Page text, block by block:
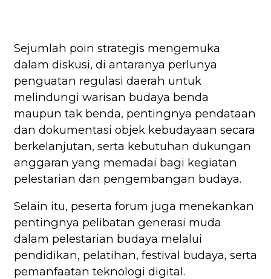
Sejumlah poin strategis mengemuka
dalam diskusi, di antaranya perlunya
penguatan regulasi daerah untuk
melindungi warisan budaya benda
maupun tak benda, pentingnya pendataan
dan dokumentasi objek kebudayaan secara
berkelanjutan, serta kebutuhan dukungan
anggaran yang memadai bagi kegiatan
pelestarian dan pengembangan budaya.
Selain itu, peserta forum juga menekankan
pentingnya pelibatan generasi muda
dalam pelestarian budaya melalui
pendidikan, pelatihan, festival budaya, serta
pemanfaatan teknologi digital.